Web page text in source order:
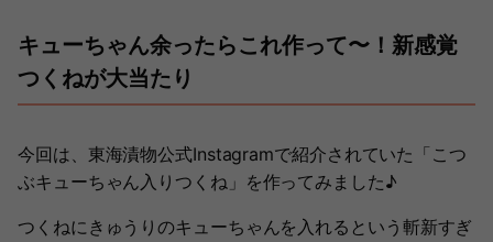
キューちゃん余ったらこれ作って〜！新感覚
つくねが大当たり
今回は、東海漬物公式Instagramで紹介されていた「こつ
ぶキューちゃん入りつくね」を作ってみました♪
つくねにきゅうりのキューちゃんを入れるという斬新すぎ